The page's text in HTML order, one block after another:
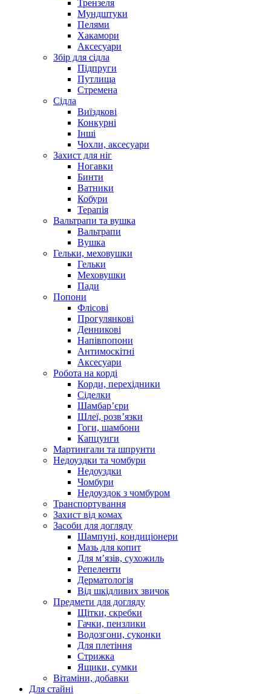
Трензеля
Мундштуки
Пелями
Хакамори
Аксесуари
Збір для сідла
Підпруги
Путлища
Стремена
Сідла
Виїздкові
Конкурні
Інші
Чохли, аксесуари
Захист для ніг
Ногавки
Бинти
Ватники
Кобури
Терапія
Вальтрапи та вушка
Вальтрапи
Вушка
Гельки, меховушки
Гельки
Меховушки
Пади
Попони
Флісові
Прогулянкові
Денникові
Напівпопони
Антимоскітні
Аксесуари
Робота на корді
Корди, перехідники
Сіделки
Шамбар’єри
Шлеї, розв’язки
Гоги, шамбони
Капцунги
Мартингали та шпрунти
Недоуздки та чомбури
Недоуздки
Чомбури
Недоуздок з чомбуром
Транспортування
Захист від комах
Засоби для догляду
Шампуні, кондиціонери
Мазь для копит
Для м’язів, сухожиль
Репеленти
Дерматологія
Від шкідливих звичок
Предмети для догляду
Щітки, скребки
Гачки, пензлики
Водозгони, суконки
Для плетіння
Стрижка
Ящики, сумки
Вітаміни, добавки
Для стайні